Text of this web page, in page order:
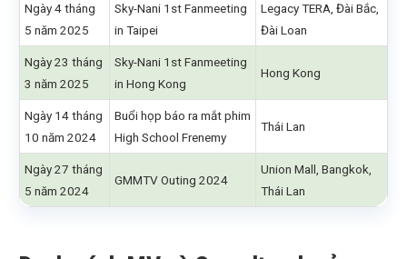
Ngày 4 tháng
5 năm 2025
Sky-Nani 1st Fanmeeting
in Taipei
Legacy TERA, Đài Bắc,
Đài Loan
Ngày 23 tháng
3 năm 2025
Sky-Nani 1st Fanmeeting
in Hong Kong
Hong Kong
Ngày 14 tháng
10 năm 2024
Buổi họp báo ra mắt phim
High School Frenemy
Thái Lan
Ngày 27 tháng
5 năm 2024
GMMTV Outing 2024
Union Mall, Bangkok,
Thái Lan